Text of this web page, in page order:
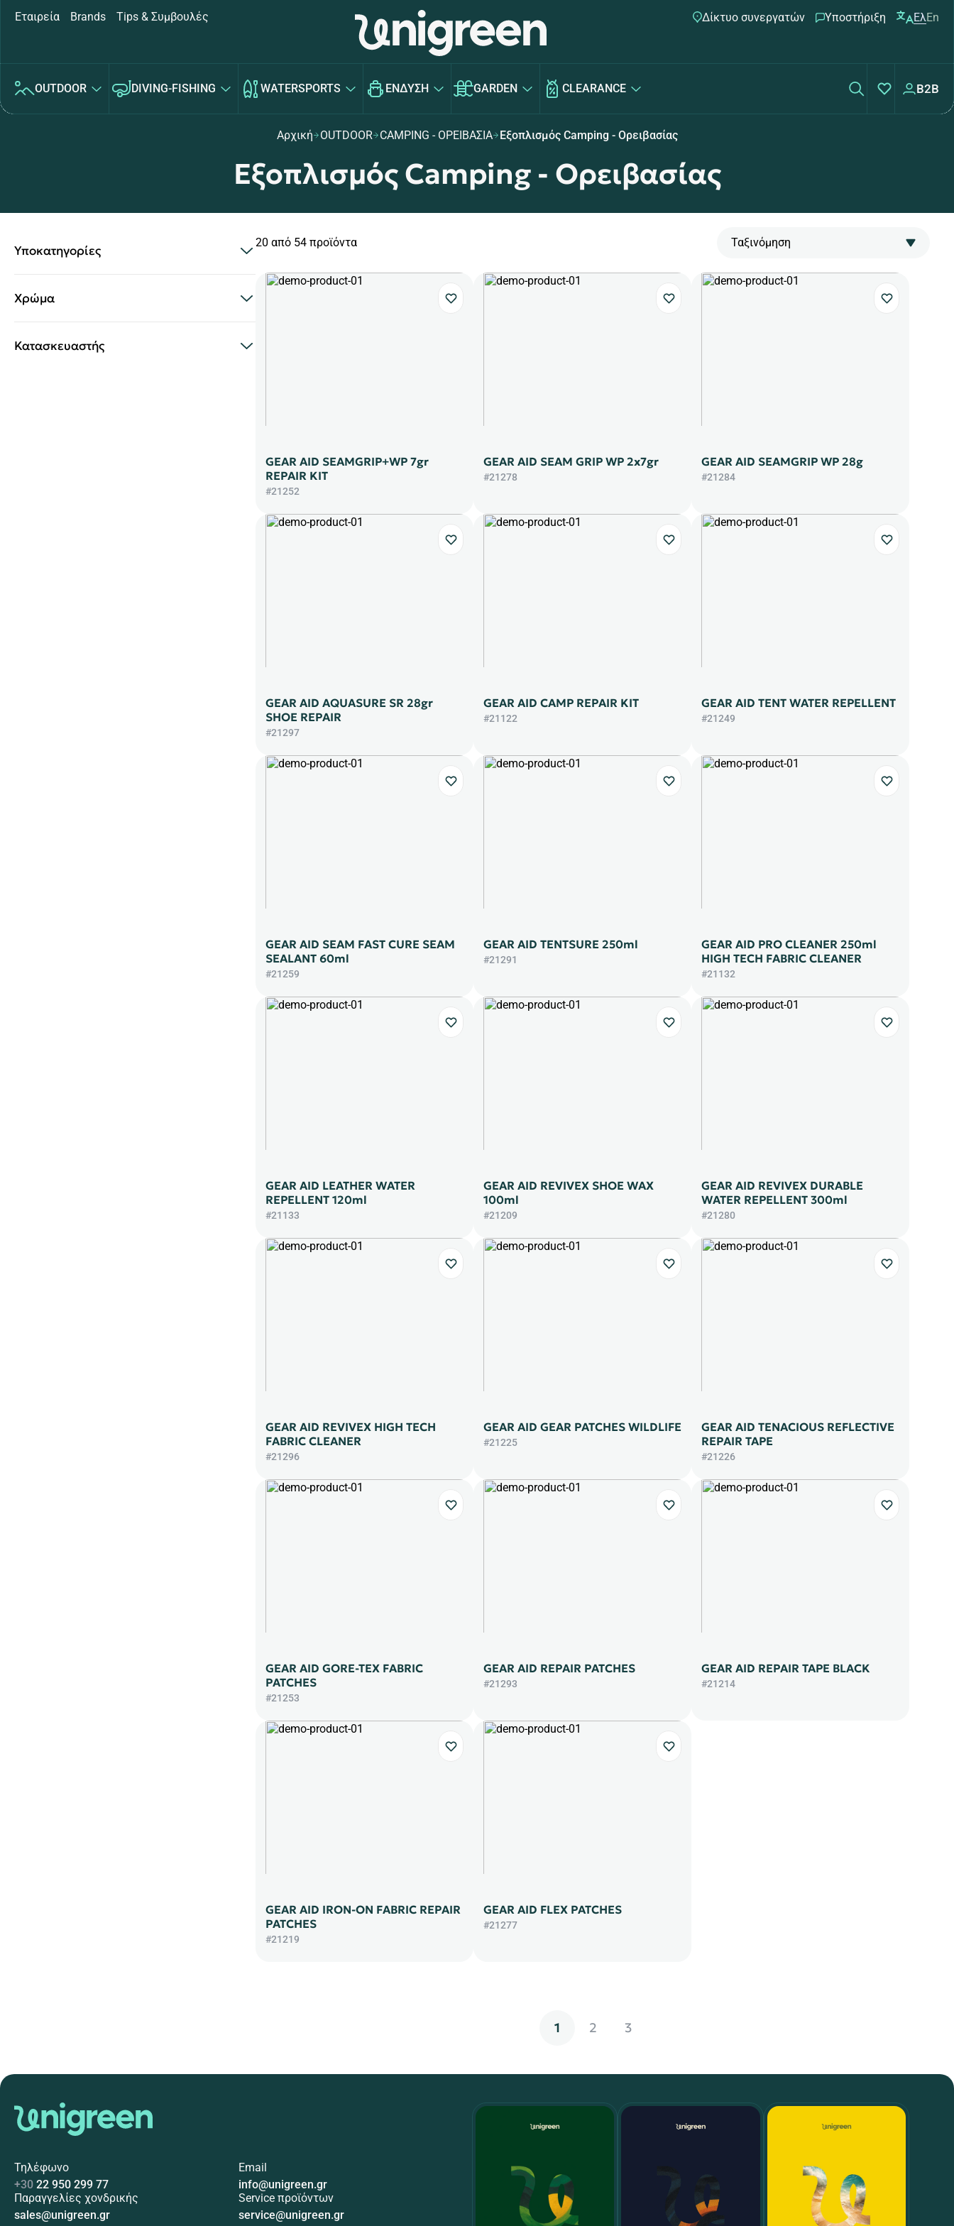
Εταιρεία Brands Tips & Συμβουλές Δίκτυο συνεργατών Υποστήριξη ΕλEn
OUTDOOR DIVING-FISHING WATERSPORTS ΕΝΔΥΣΗ GARDEN CLEARANCE B2B
Αρχική OUTDOOR CAMPING - ΟΡΕΙΒΑΣΙΑ Εξοπλισμός Camping - Ορειβασίας
Εξοπλισμός Camping - Ορειβασίας
Υποκατηγορίες
Χρώμα
Κατασκευαστής
20 από 54 προϊόντα Ταξινόμηση
GEAR AID SEAMGRIP+WP 7gr
REPAIR ΚΙΤ
#21252
GEAR AID SEAM GRIP WP 2x7gr
#21278
GEAR AID SEAMGRIP WP 28g
#21284
GEAR AID AQUASURE SR 28gr
SHOE REPAIR
#21297
GEAR AID CAMP REPAIR KIT
#21122
GEAR AID TENT WATER REPELLENT
#21249
GEAR AID SEAM FAST CURE SEAM
SEALANT 60ml
#21259
GEAR AID TENTSURE 250ml
#21291
GEAR AID PRO CLEANER 250ml
HIGH TECH FABRIC CLEANER
#21132
GEAR AID LEATHER WATER
REPELLENT 120ml
#21133
GEAR AID REVIVEX SHOE WAX
100ml
#21209
GEAR AID REVIVEX DURABLE
WATER REPELLENT 300ml
#21280
GEAR AID REVIVEX HIGH TECH
FABRIC CLEANER
#21296
GEAR AID GEAR PATCHES WILDLIFE
#21225
GEAR AID TENACIOUS REFLECTIVE
REPAIR ΤΑΡΕ
#21226
GEAR AID GORE-TEX FABRIC
PATCHES
#21253
GEAR AID REPAIR PATCHES
#21293
GEAR AID REPAIR TAPE BLACK
#21214
GEAR AID IRON-ON FABRIC REPAIR
PATCHES
#21219
GEAR AID FLEX PATCHES
#21277
1 2 3
Τηλέφωνο
+30 22 950 299 77
Email
info@unigreen.gr
Παραγγελίες χονδρικής
sales@unigreen.gr
Service προϊόντων
service@unigreen.gr